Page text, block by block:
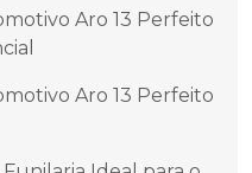
Aro 13 Perfeito
Aro 13 Perfeito